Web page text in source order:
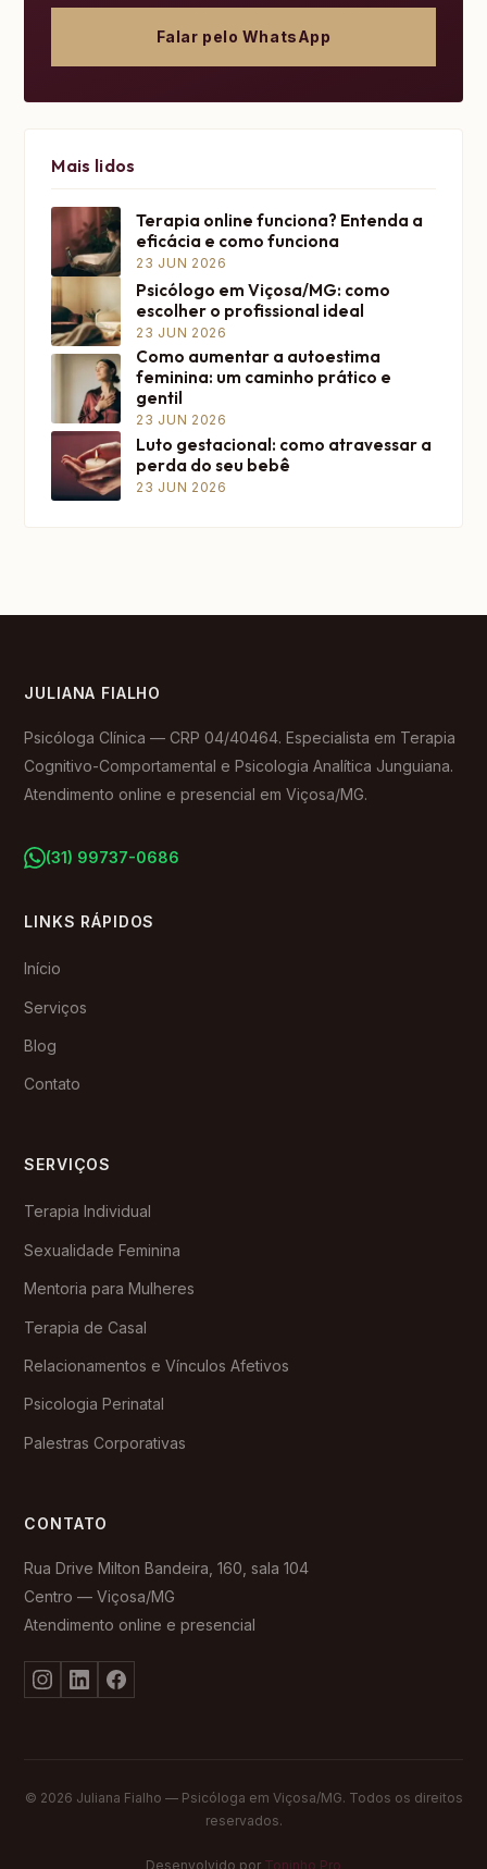
Falar pelo WhatsApp
Mais lidos
Terapia online funciona? Entenda a
eficácia e como funciona
23 JUN 2026
Psicólogo em Viçosa/MG: como
escolher o profissional ideal
23 JUN 2026
Como aumentar a autoestima
feminina: um caminho prático e
gentil
23 JUN 2026
Luto gestacional: como atravessar a
perda do seu bebê
23 JUN 2026
JULIANA FIALHO
Psicóloga Clínica — CRP 04/40464. Especialista em Terapia
Cognitivo-Comportamental e Psicologia Analítica Junguiana.
Atendimento online e presencial em Viçosa/MG.
(31) 99737-0686
LINKS RÁPIDOS
Início
Serviços
Blog
Contato
SERVIÇOS
Terapia Individual
Sexualidade Feminina
Mentoria para Mulheres
Terapia de Casal
Relacionamentos e Vínculos Afetivos
Psicologia Perinatal
Palestras Corporativas
CONTATO
Rua Drive Milton Bandeira, 160, sala 104
Centro — Viçosa/MG
Atendimento online e presencial
© 2026 Juliana Fialho — Psicóloga em Viçosa/MG. Todos os direitos
reservados.
Desenvolvido por Toninho Pro